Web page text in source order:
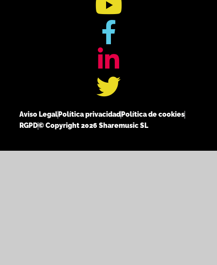
Aviso Legal Política privacidad Política de cookies
RGPD© Copyright 2026 Sharemusic SL